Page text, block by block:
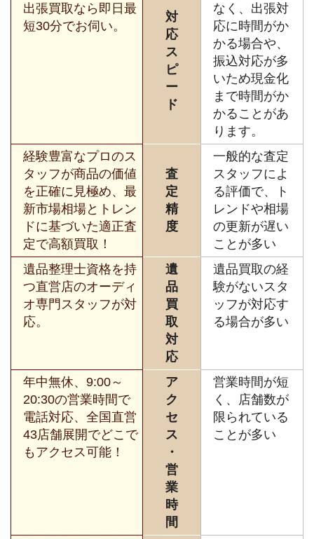
出張買取なら即日最
短30分でお伺い。
対
応
ス
ピ
ー
ド
なく、出張対
応に時間がか
かる場合や、
振込対応が多
いため現金化
まで時間がか
かることがあ
ります。
経験豊富なプロのス
タッフが商品の価値
を正確に見極め、最
新市場相場とトレン
ドに基づいた適正査
定で高額買取！
査
定
精
度
一般的な査定
スタッフによ
る評価で、ト
レンドや相場
の更新が遅い
ことが多い
遺品整理士資格を持
つ直営店のオーディ
オ専門スタッフが対
応。
遺
品
買
取
対
応
遺品買取の経
験がないスタ
ッフが対応す
る場合が多い
年中無休、9:00～
20:30の営業時間で
電話対応、全国直営
43店舗展開でどこで
もアクセス可能！
ア
ク
セ
ス
・
営
業
時
間
営業時間が短
く、店舗数が
限られている
ことが多い